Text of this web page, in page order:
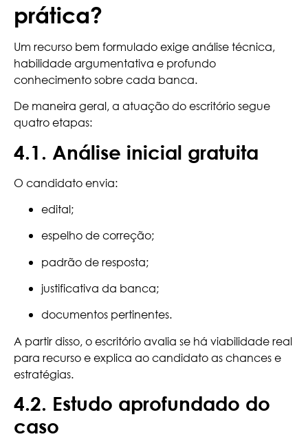
prática?
Um recurso bem formulado exige análise técnica,
habilidade argumentativa e profundo
conhecimento sobre cada banca.
De maneira geral, a atuação do escritório segue
quatro etapas:
4.1. Análise inicial gratuita
O candidato envia:
edital;
espelho de correção;
padrão de resposta;
justificativa da banca;
documentos pertinentes.
A partir disso, o escritório avalia se há viabilidade real
para recurso e explica ao candidato as chances e
estratégias.
4.2. Estudo aprofundado do
caso